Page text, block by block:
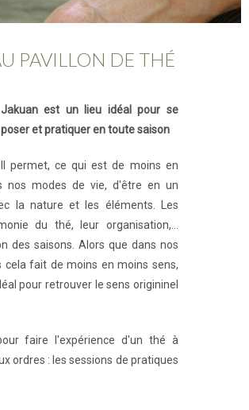
PAVILLON DE THÉ
Jakuan est un lieu idéal pour se
poser et pratiquer en toute saison
Il permet, ce qui est de moins en
nos modes de vie, d'être en un
la nature et les éléments. Les
du thé, leur organisation,...
des saisons. Alors que dans nos
cela fait de moins en moins sens,
pour retrouver le sens origininel
faire l'expérience d'un thé à
ordres : les sessions de pratiques